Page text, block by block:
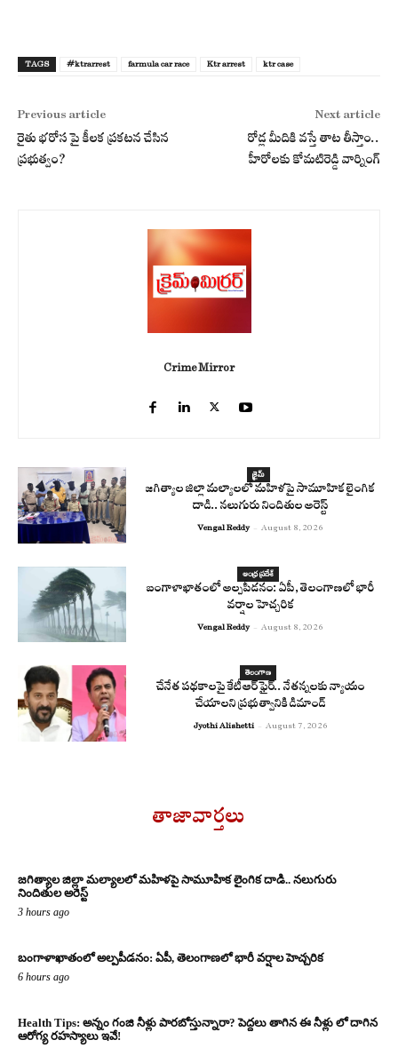
TAGS #ktrarrest farmula car race Ktr arrest ktr case
Previous article
రైతు భరోస పై కీలక ప్రకటన చేసిన
ప్రభుత్వం?
Next article
రోడ్ల మీదికి వస్తే తాట తీస్తాం..
హీరోలకు కోమటిరెడ్డి వార్నింగ్
Crime Mirror
క్రైమ్
జగిత్యాల జిల్లా మల్యాలలో మహిళపై సామూహిక లైంగిక
దాడి.. నలుగురు నిందితుల అరెస్ట్
Vengal Reddy - August 8, 2026
ఆంధ్ర ప్రదేశ్
బంగాళాఖాతంలో అల్పపీడనం: ఏపీ, తెలంగాణలో భారీ
వర్షాల హెచ్చరిక
Vengal Reddy - August 8, 2026
తెలంగాణ
చేనేత పథకాలపై కేటీఆర్ ఫైర్.. నేతన్నలకు న్యాయం
చేయాలని ప్రభుత్వానికి డిమాండ్
Jyothi Alishetti - August 7, 2026
తాజావార్తలు
జగిత్యాల జిల్లా మల్యాలలో మహిళపై సామూహిక లైంగిక దాడి.. నలుగురు
నిందితుల అరెస్ట్
3 hours ago
బంగాళాఖాతంలో అల్పపీడనం: ఏపీ, తెలంగాణలో భారీ వర్షాల హెచ్చరిక
6 hours ago
Health Tips: అన్నం గంజి నీళ్లు పారబోస్తున్నారా? పెద్దలు తాగిన ఈ నీళ్లు లో దాగిన
ఆరోగ్య రహస్యాలు ఇవే!